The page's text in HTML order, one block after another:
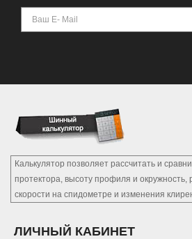
Калькулятор позволяет рассчитать и
протектора, высоту профиля и окружность,
скорости на спидометре и изменения
ЛИЧНЫЙ КАБИНЕТ